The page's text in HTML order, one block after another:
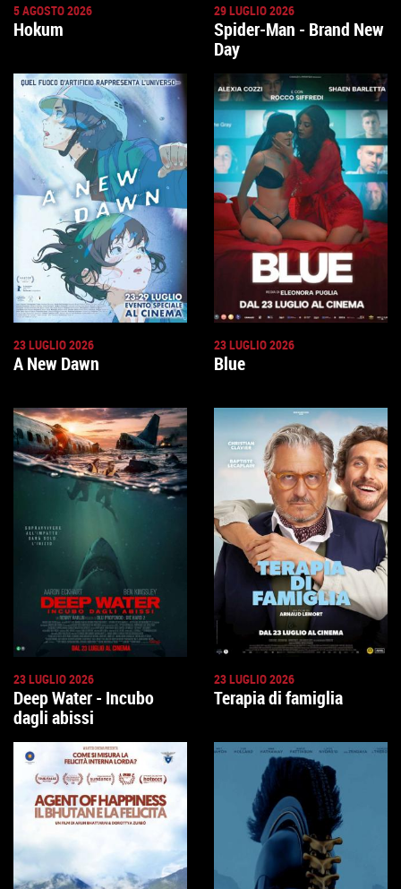
5 AGOSTO 2026
Hokum
29 LUGLIO 2026
Spider-Man - Brand New
Day
23 LUGLIO 2026
A New Dawn
23 LUGLIO 2026
Blue
23 LUGLIO 2026
Deep Water - Incubo
dagli abissi
23 LUGLIO 2026
Terapia di famiglia